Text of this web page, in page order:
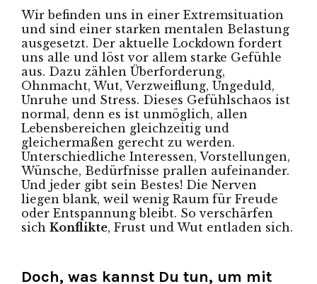
Wir befinden uns in einer Extremsituation
und sind einer starken mentalen Belastung
ausgesetzt. Der aktuelle Lockdown fordert
uns alle und löst vor allem starke Gefühle
aus. Dazu zählen Überforderung,
Ohnmacht, Wut, Verzweiflung, Ungeduld,
Unruhe und Stress. Dieses Gefühlschaos ist
normal, denn es ist unmöglich, allen
Lebensbereichen gleichzeitig und
gleichermaßen gerecht zu werden.
Unterschiedliche Interessen, Vorstellungen,
Wünsche, Bedürfnisse prallen aufeinander.
Und jeder gibt sein Bestes! Die Nerven
liegen blank, weil wenig Raum für Freude
oder Entspannung bleibt. So verschärfen
sich Konflikte, Frust und Wut entladen sich.
Doch, was kannst Du tun, um mit